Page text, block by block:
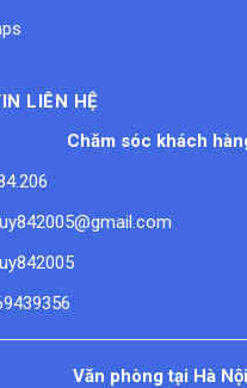
LIÊN HỆ
Chăm sóc khách
Văn phòng tại Hà Nội